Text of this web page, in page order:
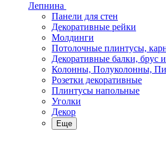
Лепнина
Панели для стен
Декоративные рейки
Молдинги
Потолочные плинтусы,
Декоративные балки, брус
Колонны, Полуколонны,
Розетки декоративные
Плинтусы напольные
Уголки
Декор
Еще